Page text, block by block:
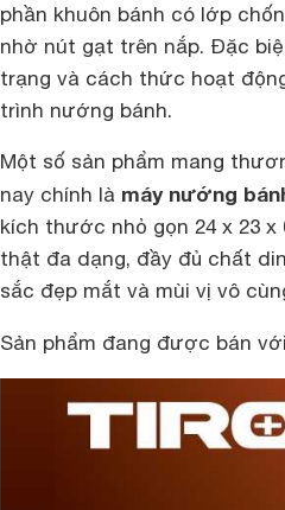
phần khuôn bánh có lớp
nhờ nút gạt trên nắp. Đặc
trạng và cách thức hoạt
trình nướng bánh.
Một số sản phẩm mang
nay chính là máy nướng
kích thước nhỏ gọn 24 x 23
thật đa dạng, đầy đủ chất
sắc đẹp mắt và mùi vị vô
Sản phẩm đang được bán